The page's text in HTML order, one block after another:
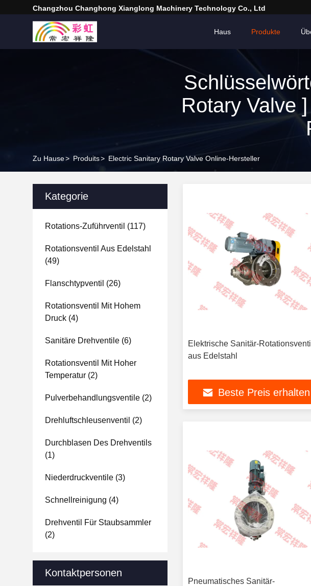
Changzhou Changhong Xianglong Machinery Technology Co., Ltd
Haus Produkte
Rotary Valve
Zu Hause> Produits> Electric Sanitary Rotary Valve Online-Hersteller
Kategorie
Rotations-Zuführventil (117)
Rotationsventil Aus Edelstahl
(49)
Flanschtypventil (26)
Rotationsventil Mit Hohem
Druck (4)
Sanitäre Drehventile (6)
Rotationsventil Mit Hoher
Temperatur (2)
Pulverbehandlungsventile (2)
Drehluftschleusenventil (2)
Durchblasen Des Drehventils
(1)
Niederdruckventile (3)
Schnellreinigung (4)
Drehventil Für Staubsammler
(2)
Kontaktpersonen
Elektrische Sanitär-Rotationsventil
aus Edelstahl
Beste Preis erhalten
Pneumatisches Sanitär-